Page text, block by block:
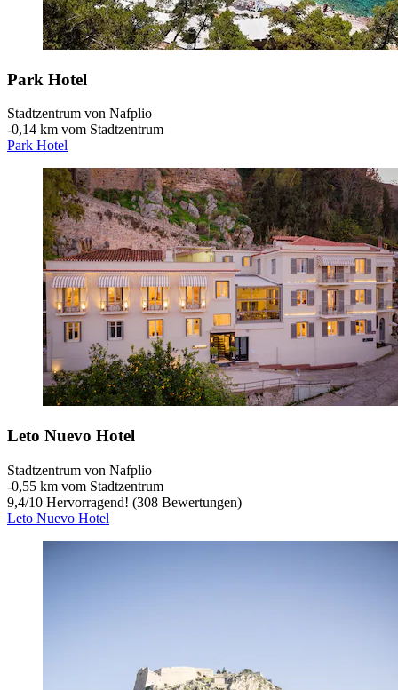
Park Hotel
Stadtzentrum von Nafplio
‐0,14 km vom Stadtzentrum
Park Hotel
Leto Nuevo Hotel
Stadtzentrum von Nafplio
‐0,55 km vom Stadtzentrum
9,4/10 Hervorragend! (308 Bewertungen)
Leto Nuevo Hotel